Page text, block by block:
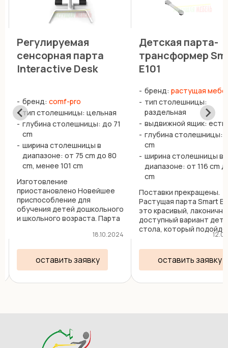
Регулируемая
сенсорная парта
Interactive Desk
бренд: comf-pro
тип столешницы: цельная
глубина столешницы: до 71
cm
ширина столешницы в
диапазоне: от 75 cm до 80
cm, менее 101 cm
Изготовление
приостановлено Новейшее
приспособление для
обучения детей дошкольного
и школьного возраста. Парта
регулируемый стол со
разрешением FHD.
Операционная система
Windows, ...
18.10.2024
оставить заявку
Детская парта-
трансформер
E101
бренд: растущая
тип столешницы:
раздельная
выдвижной ящик: есть
глубина столешницы:
сm
ширина столешницы в
диапазоне: от 116 cm
cm
Поставки прекращены.
Растущая парта Smart
это красивый,
доступный вариант
стола, который
ребенка правши с
135 до 175 см.
разделена на 2 зоны:
стационарная L-
оставить заявку